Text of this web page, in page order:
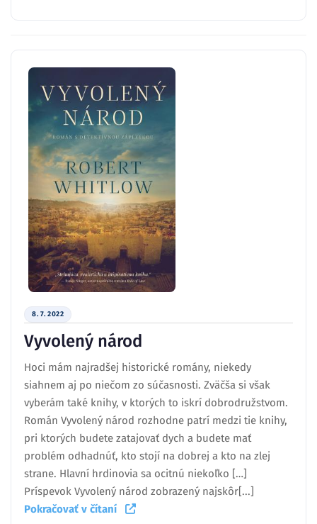
8. 7. 2022
Vyvolený národ
Hoci mám najradšej historické romány, niekedy
siahnem aj po niečom zo súčasnosti. Zväčša si však
vyberám také knihy, v ktorých to iskrí dobrodružstvom.
Román Vyvolený národ rozhodne patrí medzi tie knihy,
pri ktorých budete zatajovať dych a budete mať
problém odhadnúť, kto stojí na dobrej a kto na zlej
strane. Hlavní hrdinovia sa ocitnú niekoľko […]
Príspevok Vyvolený národ zobrazený najskôr[...]
Pokračovať v čítaní